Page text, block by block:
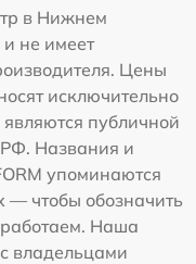
в Нижнем
не имеет
Цены
исключительно
публичной
РФ. Названия и
упоминаются
— чтобы обозначить
Наша
владельцами